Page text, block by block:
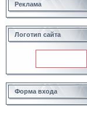
Реклама
Логотип сайта
Форма входа